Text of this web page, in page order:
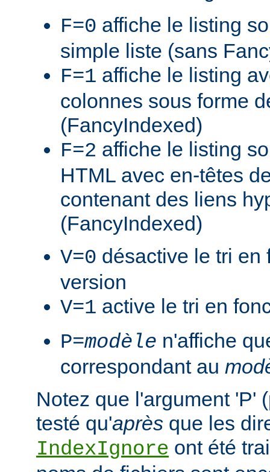
F=0 affiche le listing
simple liste (sans
F=1 affiche le listing
colonnes sous forme
(FancyIndexed)
F=2 affiche le listing
HTML avec en-têtes
contenant des liens
(FancyIndexed)
V=0 désactive le tri en
version
V=1 active le tri en
P=modèle n'affiche
correspondant au
Notez que l'argument 'P'
testé qu'après que les
IndexIgnore ont été